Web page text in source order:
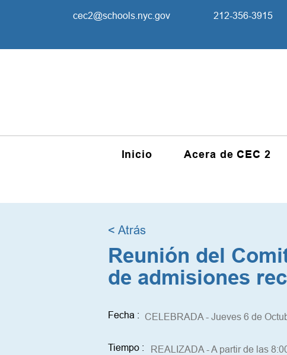
cec2@schools.nyc.gov 212-356-3915
Inicio Acera de CEC 2
< Atrás
Reunión del
de admisiones
Fecha : CELEBRADA - Jueves 6 de
Tiempo : REALIZADA - A partir de las